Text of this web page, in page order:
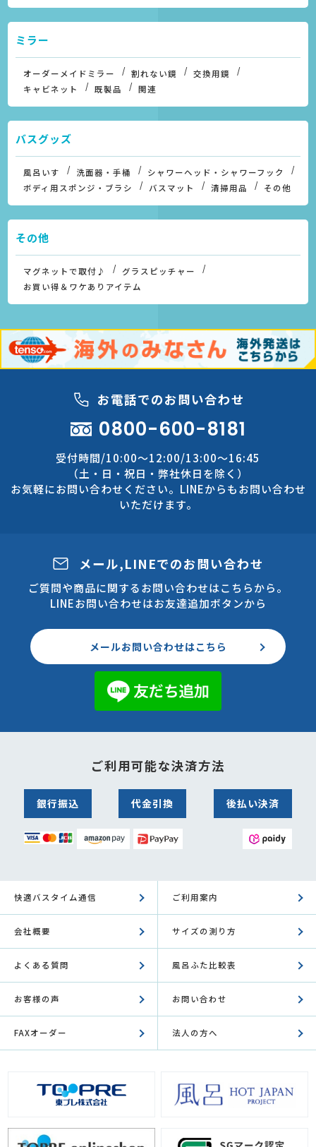
ミラー
オーダーメイドミラー 割れない鏡
交換用鏡
キャビネット
既製品 関連
バスグッズ
風呂いす 洗面器・手桶
シャワーヘッド・シャワーフック
ボディ用スポンジ・ブラシ
バスマット 清掃用品 その他
その他
マグネットで取付♪
グラスピッチャー
お買い得＆ワケありアイテム
お電話でのお問い合わせ
0800-600-8181
受付時間/10:00～12:00/13:00～16:45
（土・日・祝日・弊社休日を除く）
お気軽にお問い合わせください。LINEからもお問い合わせ
いただけます。
メール,LINEでのお問い合わせ
ご質問や商品に関するお問い合わせはこちらから。
LINEお問い合わせはお友達追加ボタンから
メールお問い合わせはこちら
ご利用可能な決済方法
銀行振込 代金引換 後払い決済
快適バスタイム通信 ご利用案内
会社概要 サイズの測り方
よくある質問 風呂ふた比較表
お客様の声 お問い合わせ
FAXオーダー 法人の方へ